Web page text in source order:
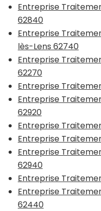
Entreprise
62840
Entreprise
lès-Lens 62740
Entreprise
62270
Entreprise
Entreprise
62920
Entreprise
Entreprise
Entreprise
62940
Entreprise
Entreprise
62440